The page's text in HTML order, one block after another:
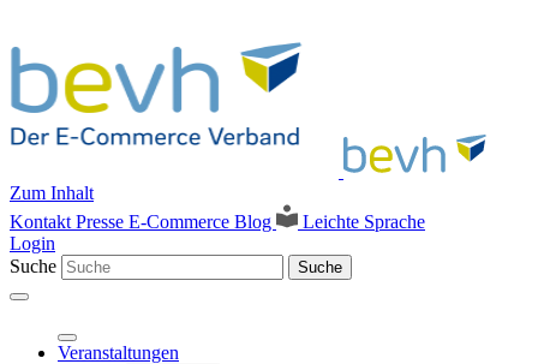
Zum Inhalt
Kontakt Presse E-Commerce Blog
Leichte Sprache
Login
Suche
Suche
Veranstaltungen